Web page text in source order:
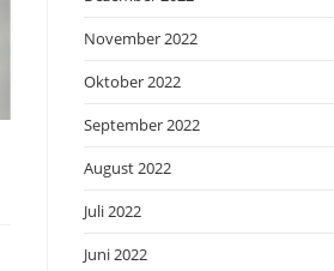
November 2022
Oktober 2022
September 2022
August 2022
Juli 2022
Juni 2022